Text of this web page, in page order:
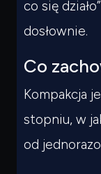
co się
dosłownie.
Co
Kompakcja
stopniu, w
od